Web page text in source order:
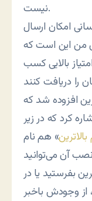
نیست.
امکان ارسال
من این است که
بالایی کسب
افزوده شد که
کرد که در زیر
» هم نام
آن می‌توانید
بفرستید یا در
از وجودش باخبر